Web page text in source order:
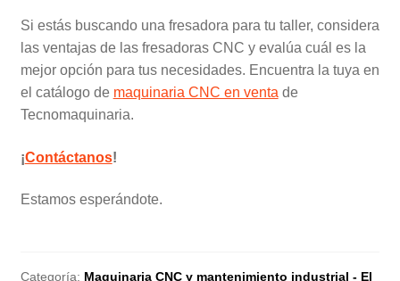
Si estás buscando una fresadora para tu taller, considera
las ventajas de las fresadoras CNC y evalúa cuál es la
mejor opción para tus necesidades. Encuentra la tuya en
el catálogo de maquinaria CNC en venta de
Tecnomaquinaria.
¡Contáctanos!
Estamos esperándote.
Categoría: Maquinaria CNC y mantenimiento industrial - El